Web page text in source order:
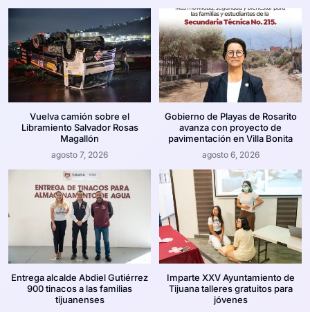
Vuelva camión sobre el
Libramiento Salvador Rosas
Magallón
agosto 7, 2026
Gobierno de Playas de Rosarito
avanza con proyecto de
pavimentación en Villa Bonita
agosto 6, 2026
Entrega alcalde Abdiel Gutiérrez
900 tinacos a las familias
tijuanenses
Imparte XXV Ayuntamiento de
Tijuana talleres gratuitos para
jóvenes